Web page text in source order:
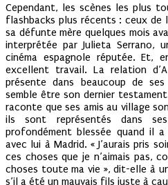
Cependant, les scènes les plus
flashbacks plus récents : ceux de
sa défunte mère quelques mois
interprétée par Julieta Serrano,
cinéma espagnole réputée. Et,
excellent travail. La relation
présente dans beaucoup de
semble être son dernier
raconte que ses amis au village
ils sont représentés dans
profondément blessée quand il a
avec lui à Madrid. « J’aurais pris
ces choses que je n’aimais pas,
choses toute ma vie », dit-elle à
s’il a été un mauvais fils juste à